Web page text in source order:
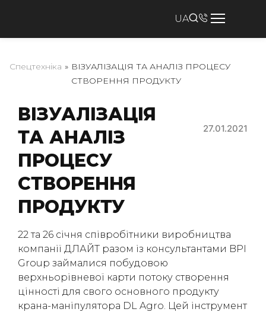
UA
(050) 347-27-05
(067) 351-45-15
Спецтехніка » ВІЗУАЛІЗАЦІЯ ТА АНАЛІЗ ПРОЦЕСУ
СТВОРЕННЯ ПРОДУКТУ
ВІЗУАЛІЗАЦІЯ
ТА АНАЛІЗ
ПРОЦЕСУ
СТВОРЕННЯ
ПРОДУКТУ
27.01.2021
22 та 26 січня співробітники виробництва
компанії ДЛАЙТ разом із консультантами BPI
Group займалися побудовою
верхньорівневої карти потоку створення
цінності для свого основного продукту
крана-маніпулятора DL Agro. Цей інструмент